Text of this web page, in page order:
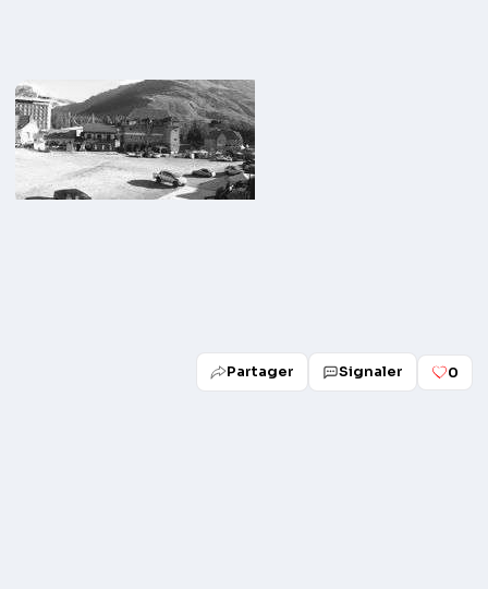
Partager Signaler 0